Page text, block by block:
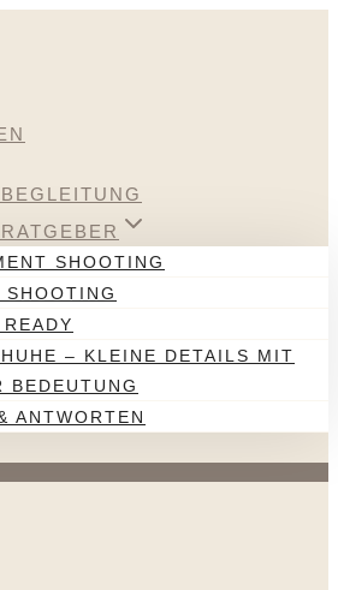
SHOOTING
SHOOTING
– KLEINE DETAILS MIT
ANTWORTEN